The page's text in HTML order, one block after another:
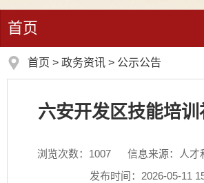
首页
首页 > 政务资讯 > 公示公告
六安开发区技能培
浏览次数： 1007
信息来源：人才
发布时间：2026-05-11